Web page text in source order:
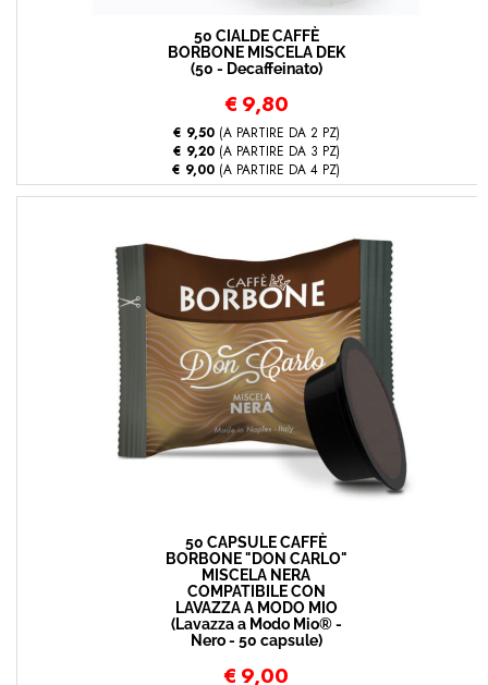
50 CIALDE CAFFÈ
BORBONE MISCELA DEK
(50 - Decaffeinato)
€ 9,80
€ 9,50(A PARTIRE DA 2 PZ)
€ 9,20(A PARTIRE DA 3 PZ)
€ 9,00 (A PARTIRE DA 4 PZ)
50 CAPSULE CAFFÈ
BORBONE "DON CARLO"
MISCELA NERA
COMPATIBILE CON
LAVAZZA A MODO MIO
(Lavazza a Modo Mio® -
Nero - 50 capsule)
€ 9,00